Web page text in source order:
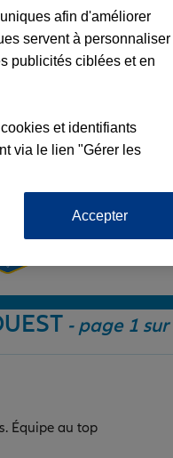
L'important
Pour la 2ème
la mieux notée
d’Assurance,
et une note de
- page 1 sur
Équipe au top
afin d'améliorer
servent à personnaliser
publicités ciblées et en
et identifiants
via le lien "Gérer les
Accepter